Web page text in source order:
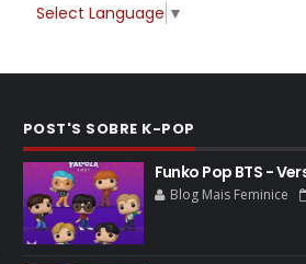
Select Language ▼
POST'S SOBRE K-POP
Funko Pop BTS -
Blog Mais Feminice